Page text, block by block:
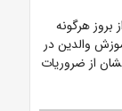
بروز هرگونه
والدین در
از ضروریات